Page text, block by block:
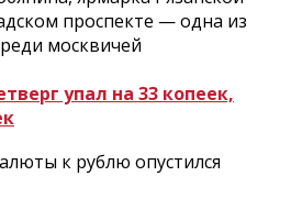
проспекте — одна из
москвичей
упал на 33 копеек,
к рублю опустился